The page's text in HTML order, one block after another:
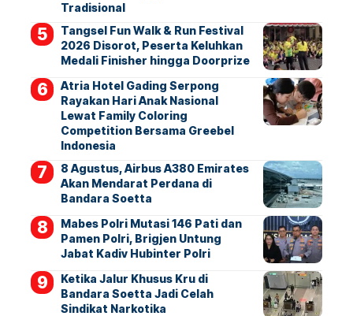
Tradisional
Tangsel Fun Walk & Run Festival
2026 Disorot, Peserta Keluhkan
Medali Finisher hingga Doorprize
Atria Hotel Gading Serpong
Rayakan Hari Anak Nasional
Lewat Family Coloring
Competition Bersama Greebel
Indonesia
8 Agustus, Airbus A380 Emirates
Akan Mendarat Perdana di
Bandara Soetta
Mabes Polri Mutasi 146 Pati dan
Pamen Polri, Brigjen Untung
Jabat Kadiv Hubinter Polri
Ketika Jalur Khusus Kru di
Bandara Soetta Jadi Celah
Sindikat Narkotika